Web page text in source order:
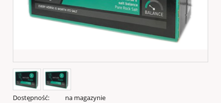
Dostępność: na magazynie